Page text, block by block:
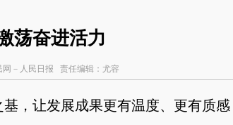
荡奋进活力
－人民日报 责任编辑：尤容
，让发展成果更有温度、更有质感